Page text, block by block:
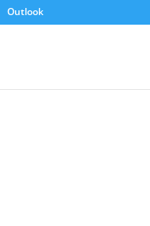
Outlook